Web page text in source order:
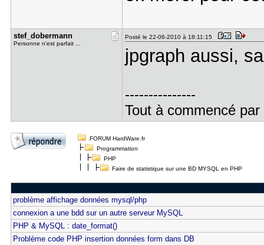
stef_dober​mann
Personne n'est parfait ...
Posté le 22-06-2010 à 18:11:15
jpgraph aussi,
---------------
Tout à commencé
FORUM HardWare.fr
Programmation
PHP
Faire de statistique sur une BD MYSQL en PHP
problème affichage données mysql/php
connexion a une bdd sur un autre serveur MySQL
PHP & MySQL : date_format()
Problème code PHP insertion données form dans DB